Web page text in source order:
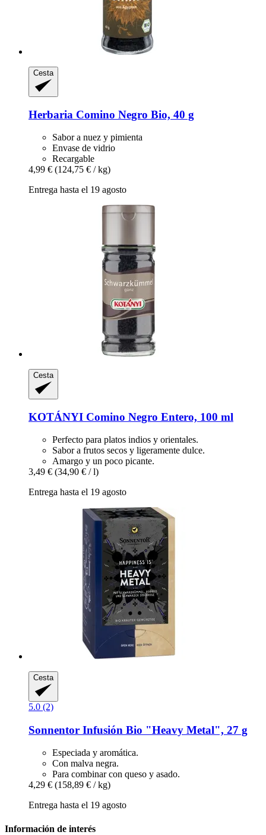
Cesta
Herbaria Comino Negro Bio, 40 g
Sabor a nuez y pimienta
Envase de vidrio
Recargable
4,99 € (124,75 € / kg)
Entrega hasta el 19 agosto
Cesta
KOTÁNYI Comino Negro Entero, 100 ml
Perfecto para platos indios y orientales.
Sabor a frutos secos y ligeramente dulce.
Amargo y un poco picante.
3,49 € (34,90 € / l)
Entrega hasta el 19 agosto
Cesta
5.0 (2)
Sonnentor Infusión Bio "Heavy Metal", 27 g
Especiada y aromática.
Con malva negra.
Para combinar con queso y asado.
4,29 € (158,89 € / kg)
Entrega hasta el 19 agosto
Información de interés